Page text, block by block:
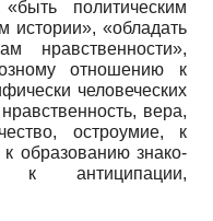
политическим
истории», «обладать
нравственности»,
отношению к
человеческих
вера,
остроумие, к
образованию знако­
к антиципации,